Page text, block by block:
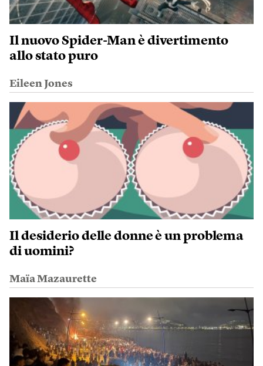
Il nuovo Spider-Man è divertimento
allo stato puro
Eileen Jones
Il desiderio delle donne è un problema
di uomini?
Maïa Mazaurette